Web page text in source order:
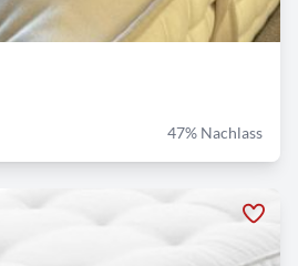
47% Nachlass